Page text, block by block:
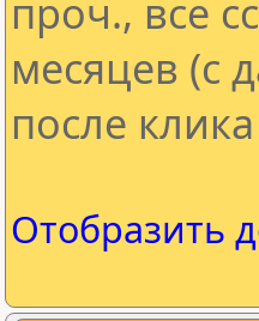
проч., все
месяцев (с
после
Отобразить